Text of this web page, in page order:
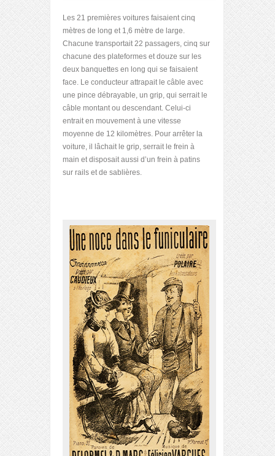
Les 21 premières voitures faisaient cinq
mètres de long et 1,6 mètre de large.
Chacune transportait 22 passagers, cinq sur
chacune des plateformes et douze sur les
deux banquettes en long qui se faisaient
face. Le conducteur attrapait le câble avec
une pince débrayable, un grip, qui serrait le
câble montant ou descendant. Celui-ci
entrait en mouvement à une vitesse
moyenne de 12 kilomètres. Pour arrêter la
voiture, il lâchait le grip, serrait le frein à
main et disposait aussi d’un frein à patins
sur rails et de sablières.